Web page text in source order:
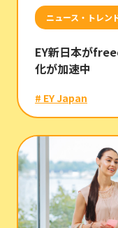
ニュース・トレン
EY新日本が
化が加速中
# EY Japan